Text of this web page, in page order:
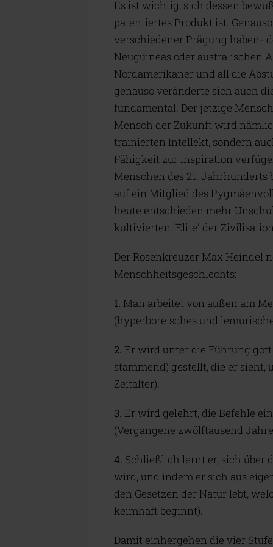
Es ist wichtig, sich dessen
patentiertes Produkt ist.
verschiedener Prägung haben-
Neuguineas oder australischen
Nordamerikaner und all die
genauso veränderte sich auch
fundamental. Der jetzige
Mensch der Zukunft wird
trainierten Intellekt, sondern
Fähigkeit zur Inspiration
Menschen des 21.
auf ein Mitglied des
heute entschieden mehr
kultivierten 'Elite' der
Der Rosenkreuzer Max Heindel
Menschheitsgeschlechts:
1. Man arbeitet von außen am
(hyperboreisches und
2. Er wird unter die Führung
stammend) gestellt, die er
Zeitalter).
3. Er wird gelehrt, die Befehle
(Vergangene zwölftausend
4. Schließlich lernt er, sich über
wird, und indem er sich aus
den Gesetzen der Natur lebt,
keimhaft beginnt).
Damit einhergehen die vier